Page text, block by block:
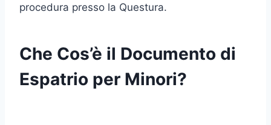
procedura presso la Questura.
Che Cos’è il Documento di
Espatrio per Minori?